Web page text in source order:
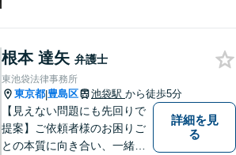
棄などお任せください【池袋8
分】交通事故・借金問題にも
対応
根本 達矢 弁護士
東池袋法律事務所
東京都|豊島区 池袋駅 から徒歩5分
【見えない問題にも先回りで
提案】ご依頼者様のお困りご
との本質に向き合い、一緒に
詳細を見
る